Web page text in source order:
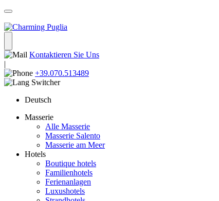
Kontaktieren Sie Uns
|
+39.070.513489
Deutsch
Masserie
Alle Masserie
Masserie Salento
Masserie am Meer
Hotels
Boutique hotels
Familienhotels
Ferienanlagen
Luxushotels